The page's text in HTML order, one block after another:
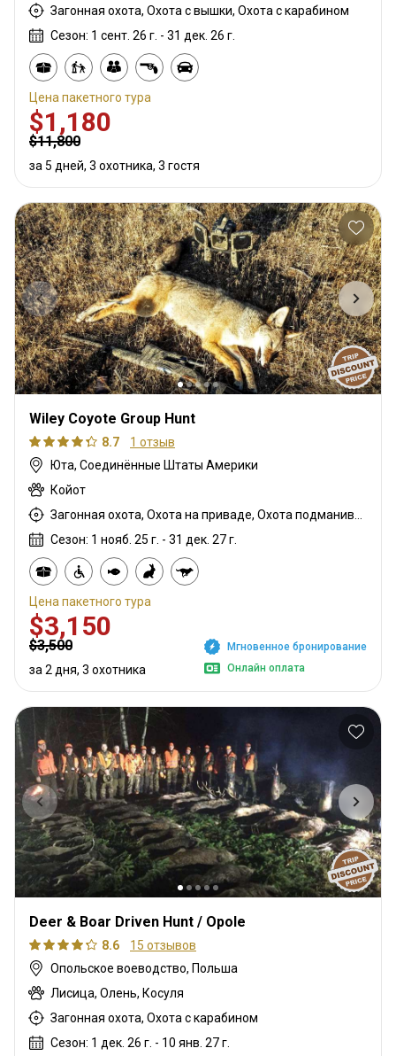
Загонная охота, Охота с вышки, Охота с карабином
Сезон: 1 сент. 26 г. - 31 дек. 26 г.
Цена пакетного тура
$1,180
$11,800
за 5 дней, 3 охотника, 3 гостя
Wiley Coyote Group Hunt
8.7
1 отзыв
Юта, Соединённые Штаты Америки
Койот
Сезон: 1 нояб. 25 г. - 31 дек. 27 г.
Цена пакетного тура
$3,150
$3,500
за 2 дня, 3 охотника
Мгновенное бронирование
Онлайн оплата
Deer & Boar Driven Hunt / Opole
8.6
15 отзывов
Опольское воеводство, Польша
Лисица, Олень, Косуля
Загонная охота, Охота с карабином
Сезон: 1 дек. 26 г. - 10 янв. 27 г.